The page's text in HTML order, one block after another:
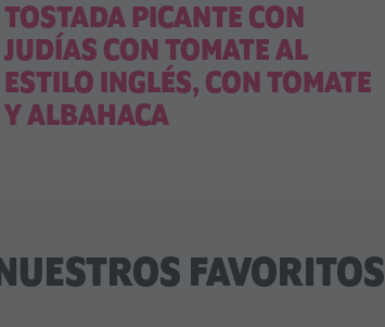
TOSTADA PICANTE CON
JUDÍAS CON TOMATE AL
ESTILO INGLÉS, CON TOMATE
Y ALBAHACA
NUESTROS FAVORITOS